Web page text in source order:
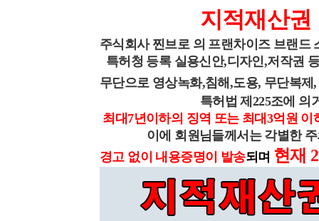
지적재산권
주식회사 찐브로 의 프랜차이즈 브랜드
특허청 등록 실용신안,디자인,저작권
무단으로 영상녹화,침해,도용, 무단복제
특허법 제225조에 의
최대7년이하의 징역 또는 최대3억원 이
이에 회원님들께서는 각별한 주
경고 없이 내용증명이 발송되며 현재